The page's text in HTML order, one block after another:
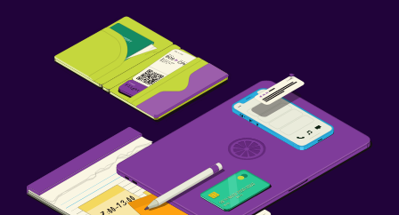
Piscina
Toalhas para piscina